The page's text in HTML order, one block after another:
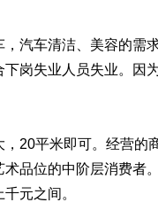
汽车清洁、美容的需
岗失业人员失业。因
20平米即可。经营的
品位的中阶层消费者
元之间。